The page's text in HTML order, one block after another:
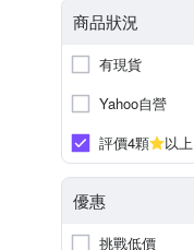
商品狀況
有現貨
Yahoo自營
評價4顆
以上
優惠
挑戰低價